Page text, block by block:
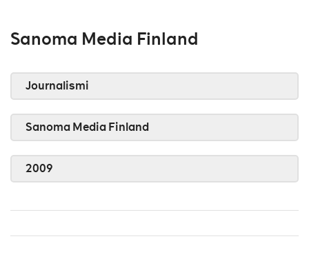
Sanoma Media Finland
Journalismi
Sanoma Media Finland
2009